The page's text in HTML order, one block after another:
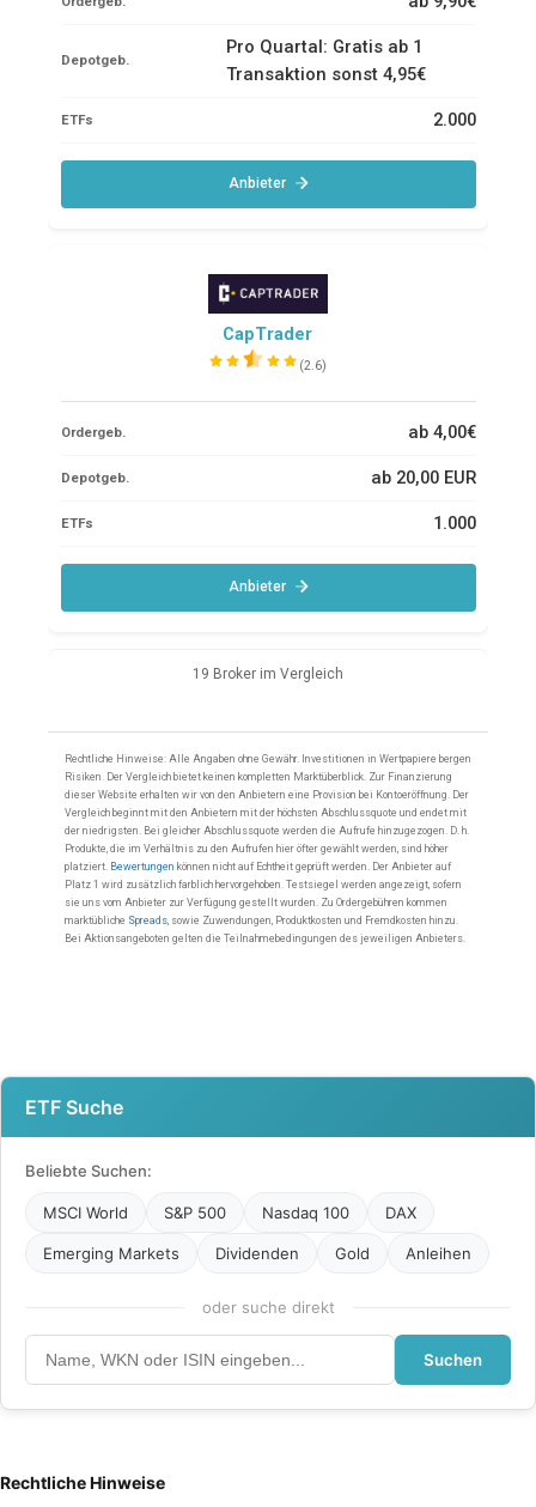
ETF Suche
Beliebte Suchen:
MSCI World S&P 500 Nasdaq 100 DAX
Emerging Markets Dividenden Gold Anleihen
oder suche direkt
Suchen
Rechtliche Hinweise